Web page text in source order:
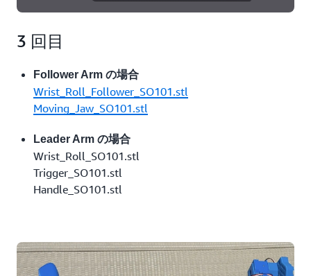
3 回目
Follower Arm の場合
Wrist_Roll_Follower_SO101.stl
Moving_Jaw_SO101.stl
Leader Arm の場合
Wrist_Roll_SO101.stl
Trigger_SO101.stl
Handle_SO101.stl